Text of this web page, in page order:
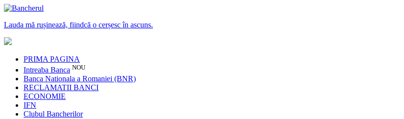
Lauda mă rușinează, fiindcă o cerșesc în ascuns.
PRIMA PAGINA
Intreaba Banca NOU
Banca Nationala a Romaniei (BNR)
RECLAMATII BANCI
ECONOMIE
IFN
Clubul Bancherilor